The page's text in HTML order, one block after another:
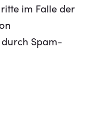
im Falle der
Spam-